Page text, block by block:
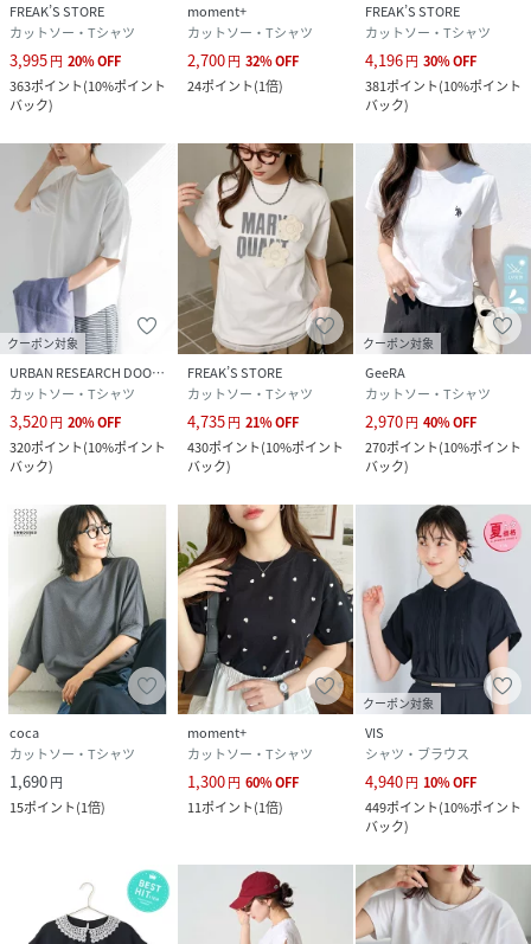
FREAK’S STORE
カットソー・Tシャツ
3,995円 20%OFF
363ポイント(10%ポイント
バック)
moment+
カットソー・Tシャツ
2,700円 32%OFF
24ポイント(1倍)
FREAK’S STORE
カットソー・Tシャツ
4,196円 30%OFF
381ポイント(10%ポイント
バック)
クーポン対象
URBAN RESEARCH DOORS
カットソー・Tシャツ
3,520円 20%OFF
320ポイント(10%ポイント
バック)
FREAK’S STORE
カットソー・Tシャツ
4,735円 21%OFF
430ポイント(10%ポイント
バック)
クーポン対象
GeeRA
カットソー・Tシャツ
2,970円 40%OFF
270ポイント(10%ポイント
バック)
coca
カットソー・Tシャツ
1,690円
15ポイント(1倍)
moment+
カットソー・Tシャツ
1,300円 60%OFF
11ポイント(1倍)
クーポン対象
VIS
シャツ・ブラウス
4,940円 10%OFF
449ポイント(10%ポイント
バック)